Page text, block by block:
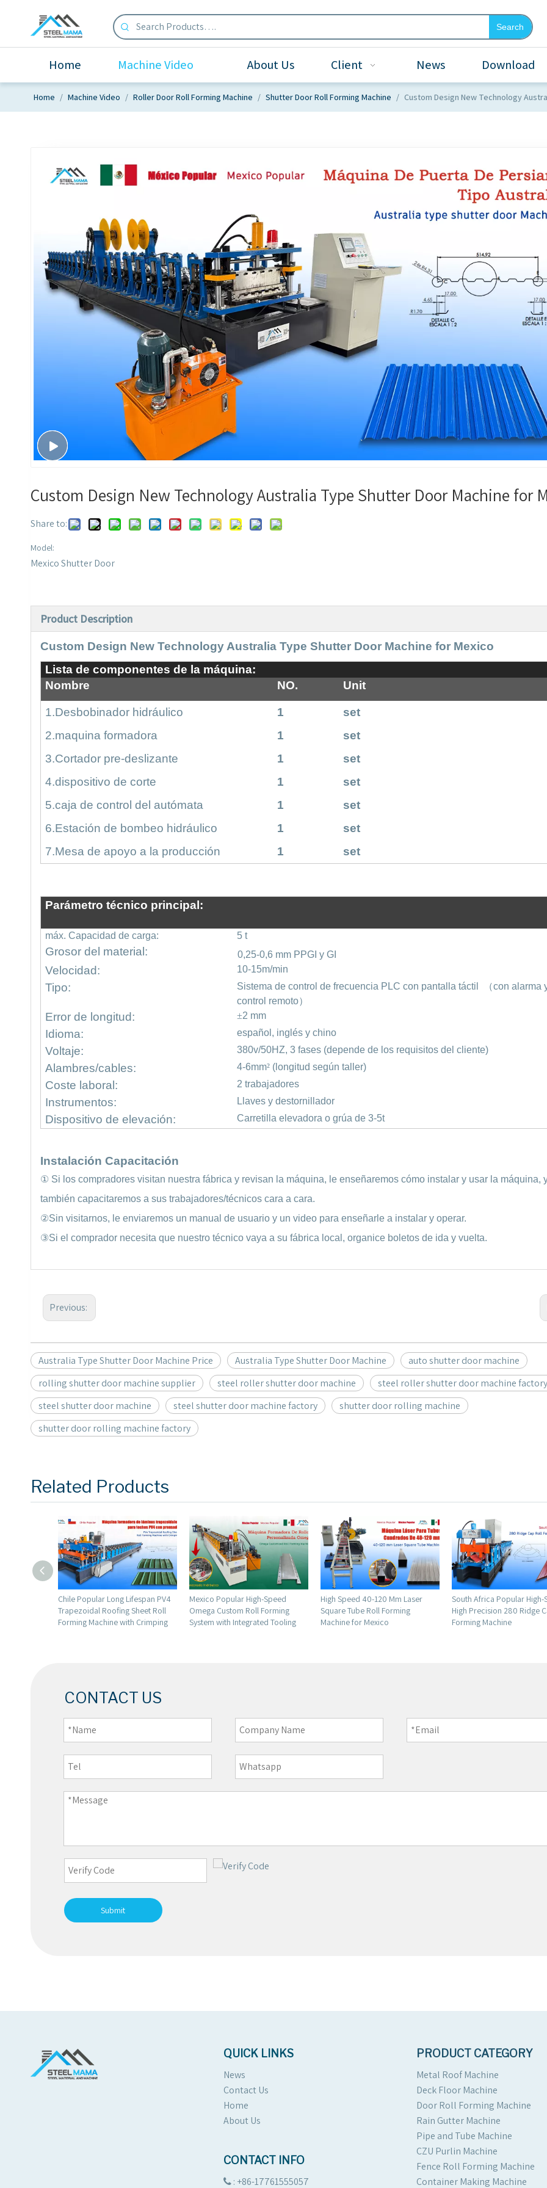
Search
Home Machine Video About Us Client News Download
Home / Machine Video / Roller Door Roll Forming Machine / Shutter Door Roll Forming Machine / Custom Design New Technology
Custom Design New Technology Australia Type Shutter Door Machine for
Share to:
Model:
Mexico Shutter Door
Product Description
Custom Design New Technology Australia Type Shutter Door Machine for Mexico
Lista de componentes de la máquina:
Nombre
NO. Unit
1.Desbobinador hidráulico 1
set
2.maquina formadora 1
set
3.Cortador pre-deslizante
1
set
4.dispositivo de corte 1
set
5.caja de control del autómata 1
set
6.Estación de bombeo hidráulico 1
set
7.Mesa de apoyo a la producción 1 set
Parámetro técnico principal :
máx. Capacidad de carga: 5 t
Grosor del material: 0,25-0,6 mm PPGI y GI
Velocidad: 10-15m/min
Tipo: Sistema de control de frecuencia PLC con pantalla táctil （con alarma
control remoto）
Error de longitud: ±2 mm
Idioma: español, inglés y chino
Voltaje: 380v/50HZ, 3 fases (depende de los requisitos del cliente)
Alambres/cables: 4-6mm² (longitud según taller)
Coste laboral : 2 trabajadores
Instrumentos: Llaves y destornillador
Dispositivo de elevación: Carretilla elevadora o grúa de 3-5t
Instalación Capacitación
① Si los compradores visitan nuestra fábrica y revisan la máquina, le enseñaremos cómo instalar y usar la máquina,
también capacitaremos a sus trabajadores/técnicos cara a cara.
②Sin visitarnos, le enviaremos un manual de usuario y un video para enseñarle a instalar y operar.
③Si el comprador necesita que nuestro técnico vaya a su fábrica local, organice boletos de ida y vuelta.
Previous:
Australia Type Shutter Door Machine Price Australia Type Shutter Door Machine
auto shutter door machine
rolling shutter door machine supplier
steel roller shutter door machine
steel roller shutter door machine factory
steel shutter door machine
steel shutter door machine factory
shutter door rolling machine
shutter door rolling machine factory
Related Products
Mexico Popular High-Speed
Omega Custom Roll Forming
System with Integrated Tooling
High Speed 40-120 Mm Laser
Square Tube Roll Forming
Machine for Mexico
South Africa Popular High-Speed
High Precision 280 Ridge Cap Roll
Forming Machine
Peru Popular High
TR4 IBR & TR5 IBR
Double Layer Machine
CONTACT US
Submit
QUICK LINKS
News
Contact Us
Home
About Us
CONTACT INFO
 : +86-17761555057
PRODUCT CATEGORY
Metal Roof Machine
Deck Floor Machine
Door Roll Forming Machine
Rain Gutter Machine
Pipe and Tube Machine
CZU Purlin Machine
Fence Roll Forming Machine
Container Making Machine